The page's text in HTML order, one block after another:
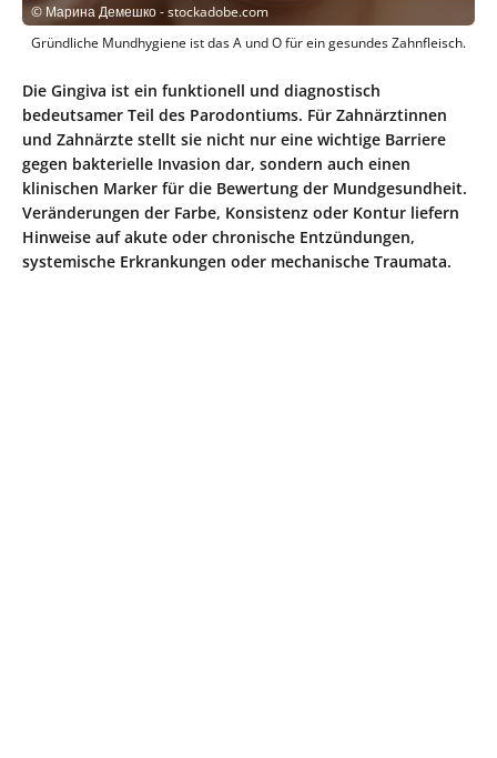
© Марина Демешко - stockadobe.com
Gründliche Mundhygiene ist das A und O für ein gesundes Zahnfleisch.
Die Gingiva ist ein funktionell und diagnostisch
bedeutsamer Teil des Parodontiums. Für Zahnärztinnen
und Zahnärzte stellt sie nicht nur eine wichtige Barriere
gegen bakterielle Invasion dar, sondern auch einen
klinischen Marker für die Bewertung der Mundgesundheit.
Veränderungen der Farbe, Konsistenz oder Kontur liefern
Hinweise auf akute oder chronische Entzündungen,
systemische Erkrankungen oder mechanische Traumata.